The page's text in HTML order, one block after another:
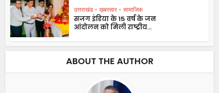
उत्तराखंड • ख़बरसार • सामाजिक
सजग इंडिया के 15 वर्ष के जन
आंदोलन को मिली राष्ट्रीय...
ABOUT THE AUTHOR